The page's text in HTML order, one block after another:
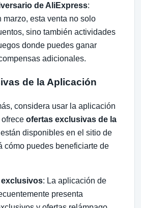
de AliExpress:
marzo, esta venta no solo
sino también actividades
donde puedes ganar
adicionales.
de la Aplicación
considera usar la aplicación
ofertas exclusivas de la
disponibles en el sitio de
cómo puedes beneficiarte de
exclusivos: La aplicación de
presenta